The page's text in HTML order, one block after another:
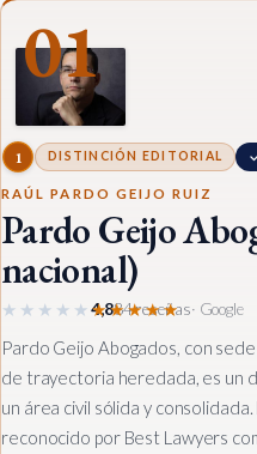
01
1 DISTINCIÓN EDITORIAL
RAÚL PARDO GEIJO RUIZ
Pardo Geijo
nacional)
★★★★★★★★★★
4,884 reseñas· Google
Pardo Geijo Abogados, con
de trayectoria heredada, es un
un área civil sólida y
reconocido por Best Lawyers